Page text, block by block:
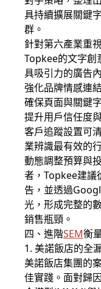
具持續擴展關鍵
群。
針對第六產業重
Topkee的文字創
具吸引力的廣告
強化品牌情感連
確保頁面與關鍵
提升用戶信任度
客戶追蹤設置可
業辨識最有效的
動態調整預算與
者，Topkee建議
告，並透過
光，形成完整的
銷售瓶頸。
四、進階SEM衡
1. 美諾飯店的全
美諾飯店集團的
佳實踐。面對歸